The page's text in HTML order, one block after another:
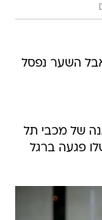
אבל השער נפסל
של מכבי תל
פגעה ברגל